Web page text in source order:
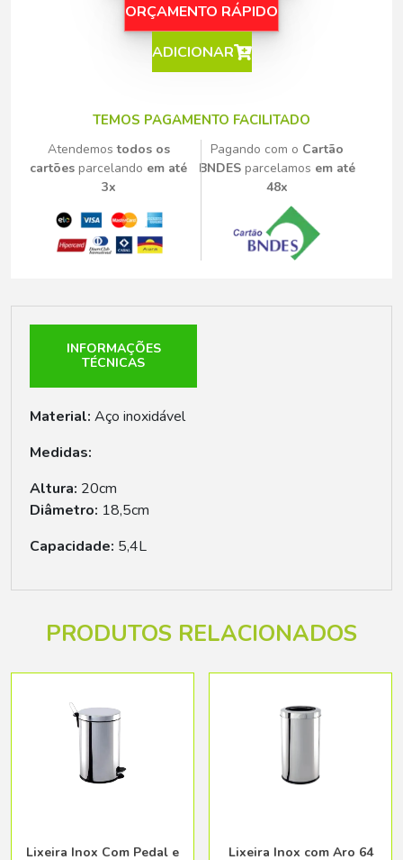
ORÇAMENTO RÁPIDO
ADICIONAR
TEMOS PAGAMENTO FACILITADO
Atendemostodos os
cartões parcelando em até
3x
Pagando com o Cartão
BNDESparcelamos em até
48x
INFORMAÇÕES
TÉCNICAS
Material: Aço inoxidável
Medidas:
Altura: 20cm
Diâmetro: 18,5cm
Capacidade: 5,4L
PRODUTOS RELACIONADOS
Lixeira Inox Com Pedal e Lixeira Inox com Aro 64